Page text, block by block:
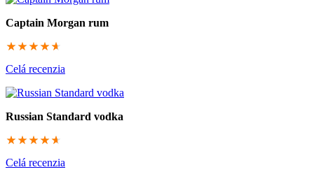
Captain Morgan rum
93
Celá recenzia
Russian Standard vodka
92
Celá recenzia